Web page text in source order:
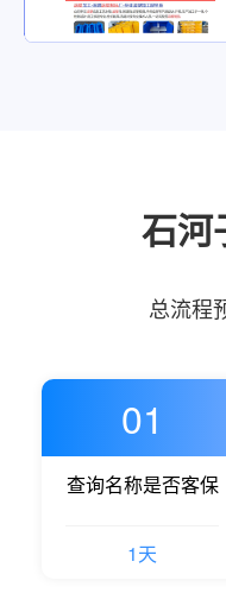
石河
总流程
01
查询名称是否客保
1天